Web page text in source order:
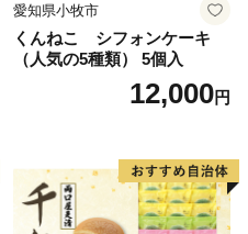
愛知県小牧市
くんねこ シフォンケーキ
（人気の5種類） 5個入
12,000円